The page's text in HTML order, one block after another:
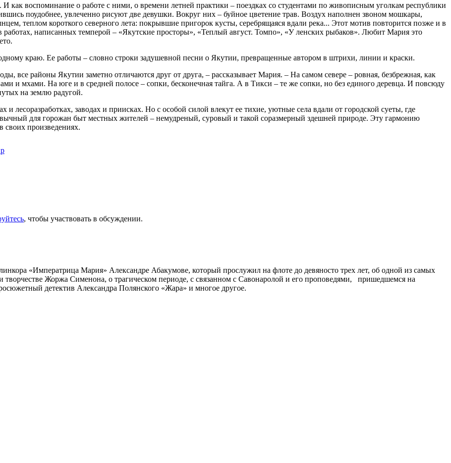
воспоминание о работе с ними, о времени летней практики – поездках со студентами по живописным уголкам республики
поудобнее, увлеченно рисуют две девушки. Вокруг них – буйное цветение трав. Воздух наполнен звоном мошкары,
теплом короткого северного лета: покрывшие пригорок кусты, серебрящаяся вдали река... Этот мотив повторится позже и в
написанных темперой – «Якутские просторы», «Теплый август. Томпо», «У ленских рыбаков». Любит Мария это
краю. Ее работы – словно строки задушевной песни о Якутии, превращенные автором в штрихи, линии и краски.
все районы Якутии заметно отличаются друг от друга, – рассказывает Мария. – На самом севере – ровная, безбрежная, как
и мхами. На юге и в средней полосе – сопки, бесконечная тайга. А в Тикси – те же сопки, но без единого деревца. И повсюду
на землю радугой.
лесоразработках, заводах и приисках. Но с особой силой влекут ее тихие, уютные села вдали от городской суеты, где
для горожан быт местных жителей – немудреный, суровый и такой соразмерный здешней природе. Эту гармонию
своих произведениях.
, чтобы участвовать в обсуждении.
«Императрица Мария» Александре Абакумове, который прослужил на флоте до девяносто трех лет, об одной из самых
Жоржа Сименона, о трагическом периоде, с связанном с Савонаролой и его проповедями, пришедшемся на
детектив Александра Полянского «Жара» и многое другое.